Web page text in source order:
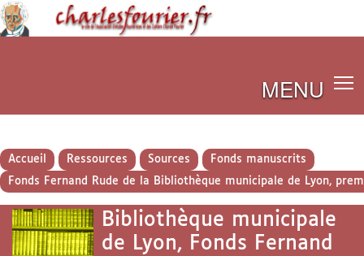
MENU
Accueil Ressources Sources
Fonds manuscrits
Fonds Fernand Rude de la Bibliothèque municipale de Lyon,
Bibliothèque municipale
de Lyon, Fonds Fernand